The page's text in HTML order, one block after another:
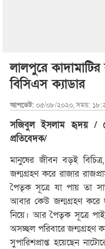
লালপুরে
বিসিএস ক্যাডার
আপডেট: ০৫/০৮/২০২০, সময়:
সজিবুল ইসলাম হৃদয় /
প্রতিবেদক/
মানুষের জীবন বড়ই
জন্মগ্রহণ করে রাজার
পৈতৃক সূত্রে যা পায় তা
আবার কেউ জন্মগ্রহণ করে
নিয়ে। আর পৈতৃক সূত্রে
অসচ্ছল পরিবারে জন্মগ্রহণ
সুপারিশপ্রাপ্ত হয়েছেন